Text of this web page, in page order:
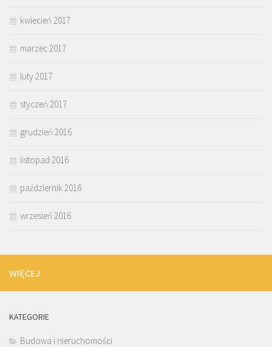
kwiecień 2017
marzec 2017
luty 2017
styczeń 2017
grudzień 2016
listopad 2016
październik 2016
wrzesień 2016
WIĘCEJ
KATEGORIE
Budowa i nieruchomości